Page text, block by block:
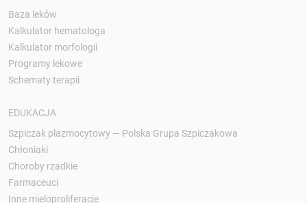
Baza leków
Kalkulator hematologa
Kalkulator morfologii
Programy lekowe
Schematy terapii
EDUKACJA
Szpiczak plazmocytowy — Polska Grupa Szpiczakowa
Chłoniaki
Choroby rzadkie
Farmaceuci
Inne mieloproliferacje